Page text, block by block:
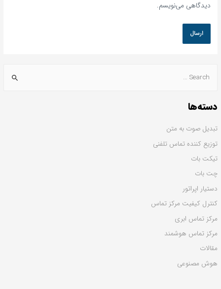
دسته‌ها
تبدیل صوت به متن
توزیع کننده تماس تلفنی
تیکت بات
چت بات
دستیار اپراتور
کنترل کیفیت مرکز تماس
مرکز تماس ابری
مرکز تماس هوشمند
مقالات
هوش مصنوعی
دیدگاهی می‌نویسم.